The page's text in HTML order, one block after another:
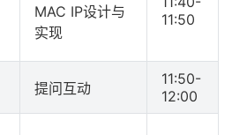
MAC IP设计与
实现
11:50
提问互动
11:50-
12:00